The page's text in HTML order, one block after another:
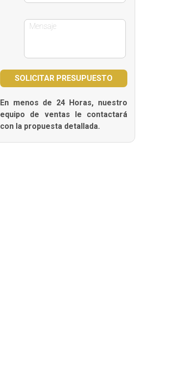
En menos de 24 Horas, nuestro
equipo de ventas le contactará
con la propuesta detallada.